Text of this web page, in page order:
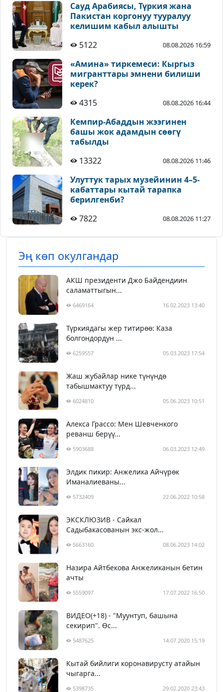
Сауд Арабиясы, Түркия жана
Пакистан коргонуу тууралуу
келишим кабыл алышты
5122
08.08.2026 16:59
«Амина» тиркемеси: Кыргыз
мигранттары эмнени билиши
керек?
4315
08.08.2026 16:44
Кемпир-Абаддын жээгинен
башы жок адамдын сөөгү
табылды
13322
08.08.2026 11:46
Улуттук тарых музейинин 4–5-
кабаттары кытай тарапка
берилгенби?
7822
08.08.2026 11:27
Эң көп окулгандар
АКШ президенти Джо Байдендиин
саламаттыгын...
6469164 16.02.2023 13:40
Түркиядагы жер титирөө: Каза
болгондордун ...
6259557 05.03.2023 17:54
Жаш жубайлар нике түнүндө
табышмактуу түрд...
6024810 05.06.2023 10:51
Алекса Грассо: Мен Шевченкого
реванш берүү...
5903688 06.03.2023 12:49
Элдик пикир: Анжелика Айчүрөк
Иманалиеваны...
5732409 22.06.2022 10:58
ЭКСКЛЮЗИВ - Сайкал
Садыбакасованын экс-жол...
5663160 08.06.2023 14:02
Назира Айтбекова Анжеликанын бетин
ачты
5559097 17.07.2022 16:50
ВИДЕО(+18) - "Муунтуп, башына
секирип". Өс...
5487625 14.07.2020 15:19
Кытай бийлиги коронавирусту атайын
чыгарга...
5398735 29.02.2020 23:43